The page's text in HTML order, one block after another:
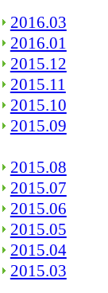
2016.03
2016.01
2015.12
2015.11
2015.10
2015.09
2015.08
2015.07
2015.06
2015.05
2015.04
2015.03